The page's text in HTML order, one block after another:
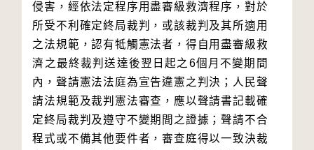
侵害，經依法定程序用盡審級救濟程序，對於
所受不利確定終局裁判，或該裁判及其所適用
之法規範，認有牴觸憲法者，得自用盡審級救
濟之最終裁判送達後翌日起之6個月不變期間
內，聲請憲法法庭為宣告違憲之判決；人民聲
請法規範及裁判憲法審查，應以聲請書記載確
定終局裁判及遵守不變期間之證據；聲請不合
程式或不備其他要件者，審查庭得以一致決裁